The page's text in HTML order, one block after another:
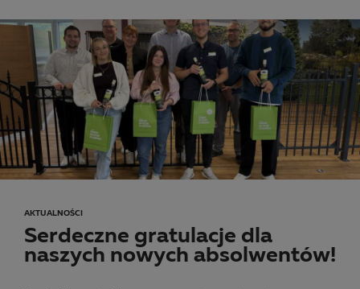
AKTUALNOŚCI
Serdeczne gratulacje dla
naszych nowych absolwentów!